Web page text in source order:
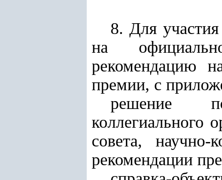
8. Для
на
рекомендацию
премии, с
решение
коллегиального
совета,
рекомендации